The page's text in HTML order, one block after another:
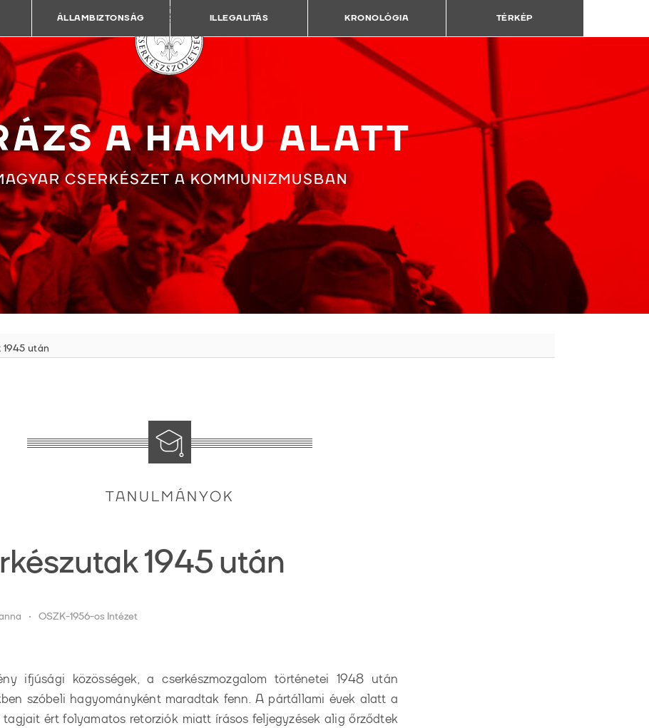
A HAMU ALATT
CSERKÉSZET A KOMMUNIZMUSBAN
ÁLLAMBIZTONSÁG ILLEGALITÁS KRONOLÓGIA TÉRKÉP
után
TANULMÁNYOK
1945 után
OSZK-1956-os Intézet
ifjúsági közösségek, a cserkészmozgalom történetei 1948 után
szóbeli hagyományként maradtak fenn. A pártállami évek alatt a
tagjait ért folyamatos retorziók miatt írásos feljegyzések alig őrződtek